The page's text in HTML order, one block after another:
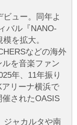
ュー。同年よ
バル『NANO-
を拡大。
などの海外
を音楽ファン
年、11年振り
アリーナ横浜で
されたOASIS
ジャカルタや南